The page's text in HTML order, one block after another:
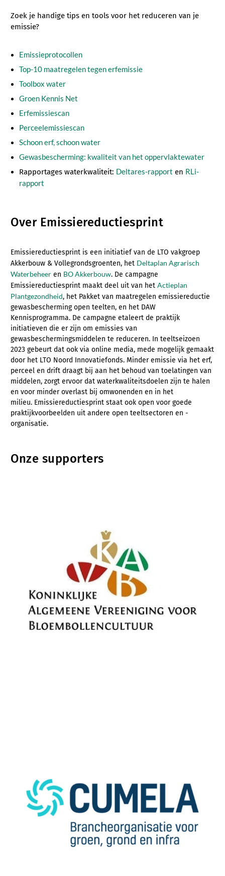
Zoek je handige tips en tools voor het reduceren van je
emissie?
Emissieprotocollen
Top-10 maatregelen tegen erfemissie
Toolbox water
Groen Kennis Net
Erfemissiescan
Perceelemissiescan
Schoon erf, schoon water
Gewasbescherming: kwaliteit van het oppervlaktewater
Rapportages waterkwaliteit: Deltares-rapport en RLi-
rapport
Over Emissiereductiesprint
Emissiereductiesprint is een initiatief van de LTO vakgroep
Akkerbouw & Vollegrondsgroenten, het Deltaplan Agrarisch
Waterbeheer en BO Akkerbouw. De campagne
Emissiereductiesprint maakt deel uit van het Actieplan
Plantgezondheid, het Pakket van maatregelen emissiereductie
gewasbescherming open teelten, en het DAW
Kennisprogramma. De campagne etaleert de praktijk
initiatieven die er zijn om emissies van
gewasbeschermingsmiddelen te reduceren. In teeltseizoen
2023 gebeurt dat ook via online media, mede mogelijk gemaakt
door het LTO Noord Innovatiefonds. Minder emissie via het erf,
perceel en drift draagt bij aan het behoud van toelatingen van
middelen, zorgt ervoor dat waterkwaliteitsdoelen zijn te halen
en voor minder overlast bij omwonenden en in het
milieu. Emissiereductiesprint staat ook open voor goede
praktijkvoorbeelden uit andere open teeltsectoren en -
organisatie.
Onze supporters